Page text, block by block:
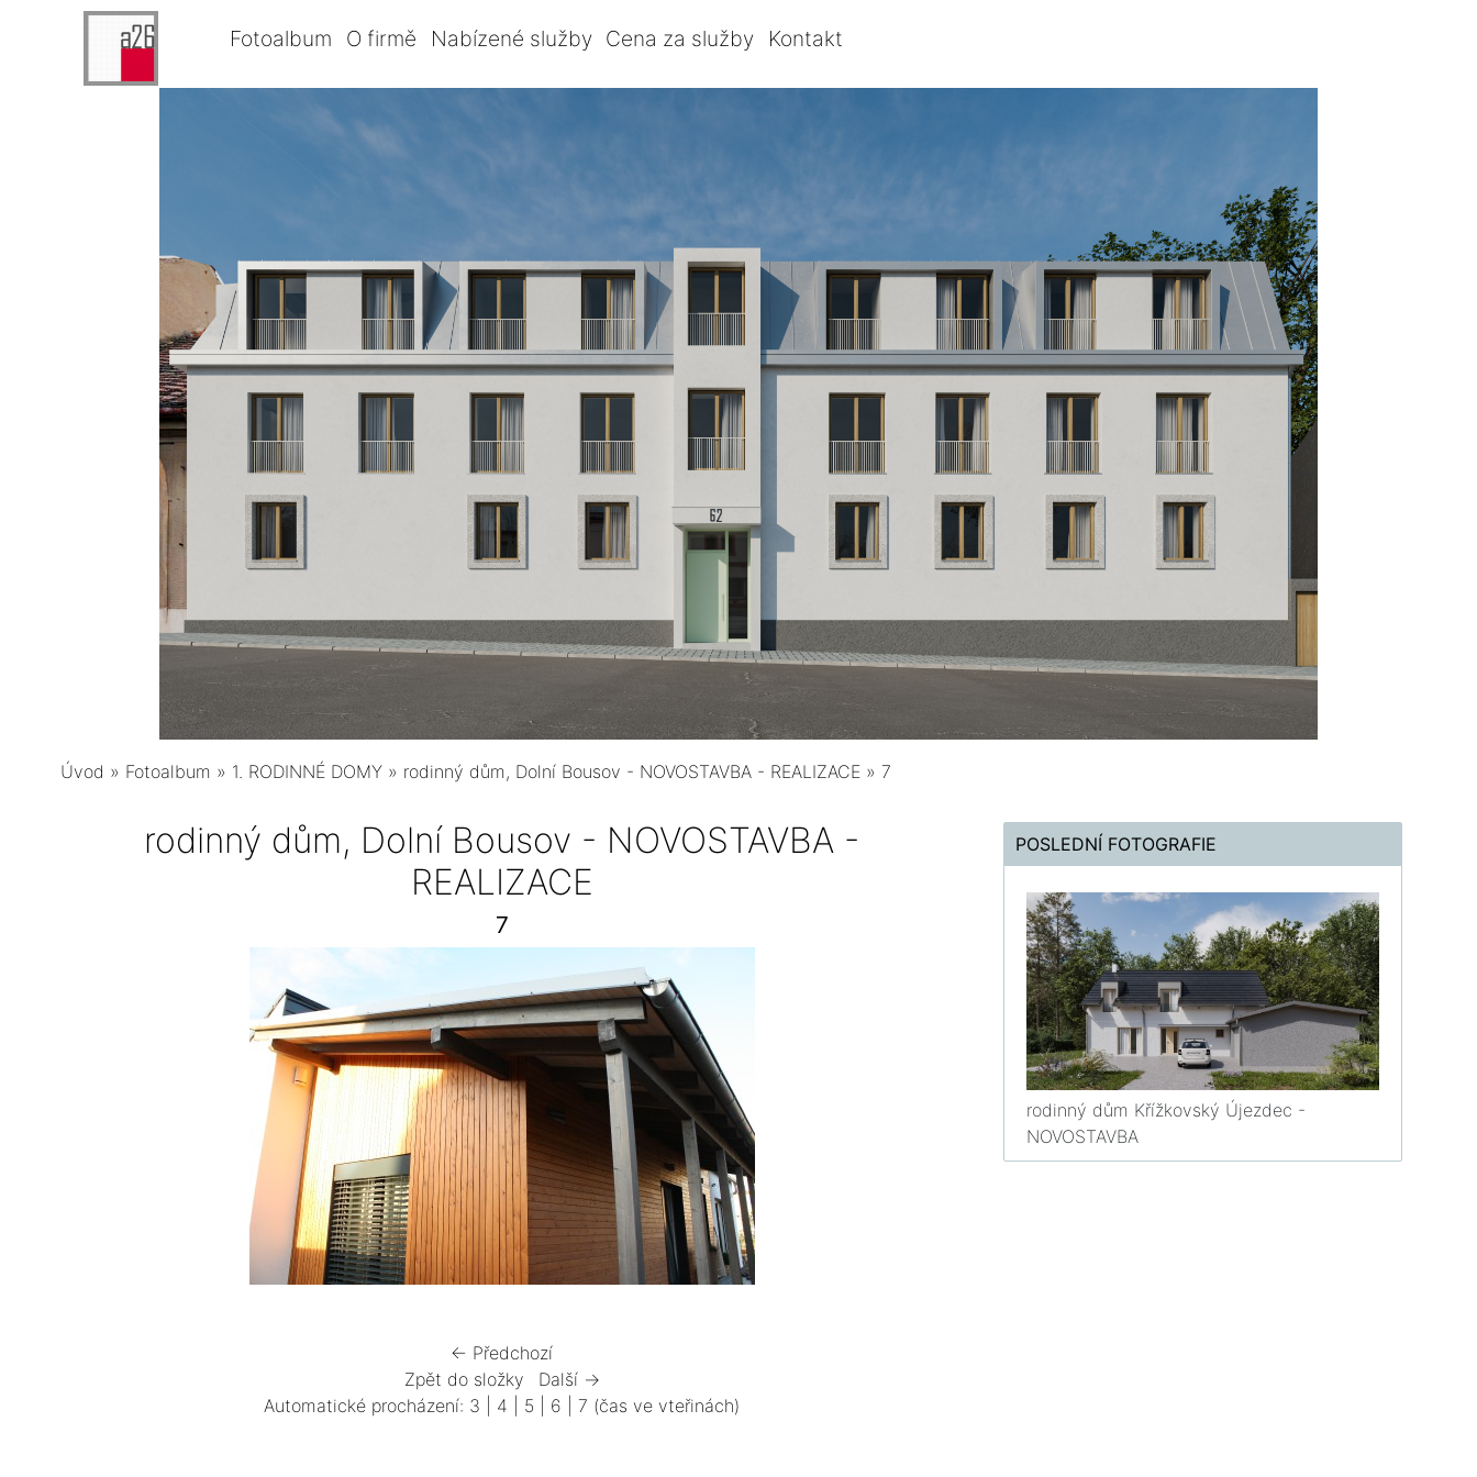
Fotoalbum O firmě Nabízené služby Cena za služby Kontakt
Úvod » Fotoalbum » 1. RODINNÉ DOMY » rodinný dům, Dolní Bousov - NOVOSTAVBA - REALIZACE » 7
rodinný dům, Dolní Bousov - NOVOSTAVBA -
REALIZACE
7
← Předchozí
Zpět do složky
Další →
Automatické procházení: 3 4 5 6 7 (čas ve vteřinách)
POSLEDNÍ FOTOGRAFIE
rodinný dům Křížkovský Újezdec -
NOVOSTAVBA